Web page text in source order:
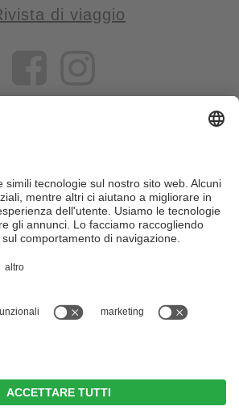
di viaggio
di viaggio per chi desidera vivere il
– con consigli autentici, alloggi e
offerte su misura.
accurato e il costante aggiornamento dei
si prega di verificare chiedendo
Part. IVA IT02365710215